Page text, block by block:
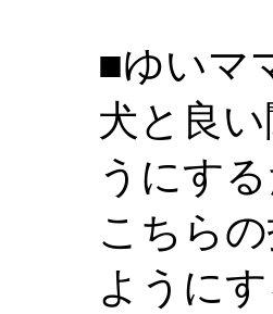
■ゆいマ
犬と良
うにす
こちら
ように